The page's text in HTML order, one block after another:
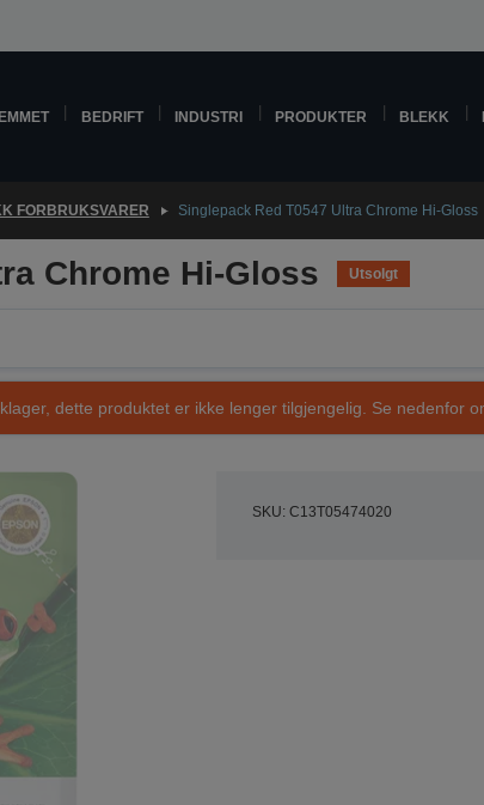
BEDRIFT INDUSTRI PRODUKTER BLEKK
FORBRUKSVARER Singlepack Red T0547 Ultra Chrome Hi-Gloss
Chrome Hi-Gloss Utsolgt
dette produktet er ikke lenger tilgjengelig. Se nedenfor
SKU: C13T05474020